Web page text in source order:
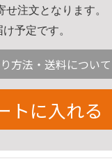
注文となります。
予定です。
方法・送料について
トに入れる